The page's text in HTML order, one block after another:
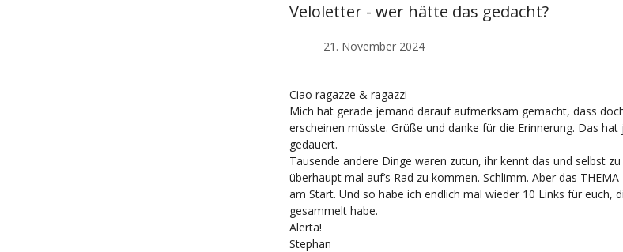
Veloletter - wer hätte das gedacht?
21. November 2024
Ciao ragazze & ragazzi
Mich hat gerade jemand darauf aufmerksam gemacht, dass
erscheinen müsste. Grüße und danke für die Erinnerung. Das
gedauert.
Tausende andere Dinge waren zutun, ihr kennt das und selbst
überhaupt mal auf’s Rad zu kommen. Schlimm. Aber das
am Start. Und so habe ich endlich mal wieder 10 Links für euch,
gesammelt habe.
Alerta!
Stephan